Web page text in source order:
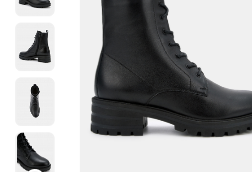
Акции / Новости
Адреса магазинов